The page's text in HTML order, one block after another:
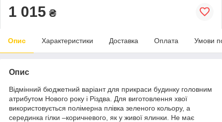
1 015 ₴
Опис Характеристики Доставка Оплата Умови
Опис
Відмінний бюджетний варіант для прикраси будинку головним
атрибутом Нового року і Різдва. Для виготовлення хвої
використовується полімерна плівка зеленого кольору, а
серединка гілки –коричневого, як у живої ялинки. Не має